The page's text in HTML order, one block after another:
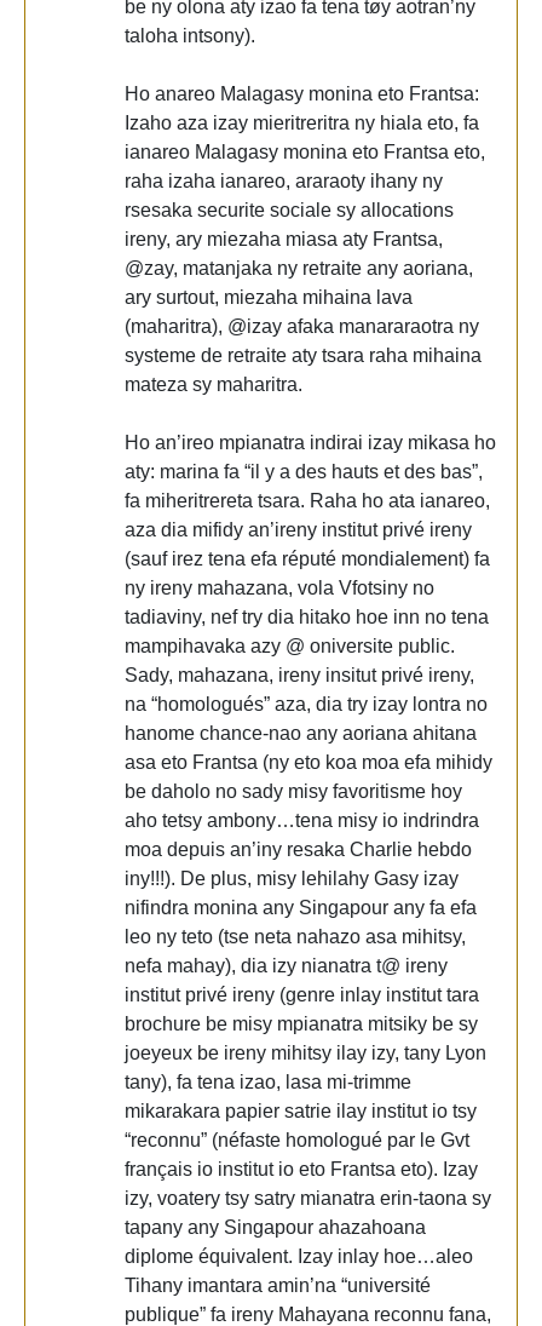
be ny olona aty izao fa tena tøy aotran’ny
taloha intsony).
Ho anareo Malagasy monina eto Frantsa:
Izaho aza izay mieritreritra ny hiala eto, fa
ianareo Malagasy monina eto Frantsa eto,
raha izaha ianareo, araraoty ihany ny
rsesaka securite sociale sy allocations
ireny, ary miezaha miasa aty Frantsa,
@zay, matanjaka ny retraite any aoriana,
ary surtout, miezaha mihaina lava
(maharitra), @izay afaka manararaotra ny
systeme de retraite aty tsara raha mihaina
mateza sy maharitra.
Ho an’ireo mpianatra indirai izay mikasa ho
aty: marina fa “il y a des hauts et des bas”,
fa miheritrereta tsara. Raha ho ata ianareo,
aza dia mifidy an’ireny institut privé ireny
(sauf irez tena efa réputé mondialement) fa
ny ireny mahazana, vola Vfotsiny no
tadiaviny, nef try dia hitako hoe inn no tena
mampihavaka azy @ oniversite public.
Sady, mahazana, ireny insitut privé ireny,
na “homologués” aza, dia try izay lontra no
hanome chance-nao any aoriana ahitana
asa eto Frantsa (ny eto koa moa efa mihidy
be daholo no sady misy favoritisme hoy
aho tetsy ambony…tena misy io indrindra
moa depuis an’iny resaka Charlie hebdo
iny!!!). De plus, misy lehilahy Gasy izay
nifindra monina any Singapour any fa efa
leo ny teto (tse neta nahazo asa mihitsy,
nefa mahay), dia izy nianatra t@ ireny
institut privé ireny (genre inlay institut tara
brochure be misy mpianatra mitsiky be sy
joeyeux be ireny mihitsy ilay izy, tany Lyon
tany), fa tena izao, lasa mi-trimme
mikarakara papier satrie ilay institut io tsy
“reconnu” (néfaste homologué par le Gvt
français io institut io eto Frantsa eto). Izay
izy, voatery tsy satry mianatra erin-taona sy
tapany any Singapour ahazahoana
diplome équivalent. Izay inlay hoe…aleo
Tihany imantara amin’na “université
publique” fa ireny Mahayana reconnu fana,